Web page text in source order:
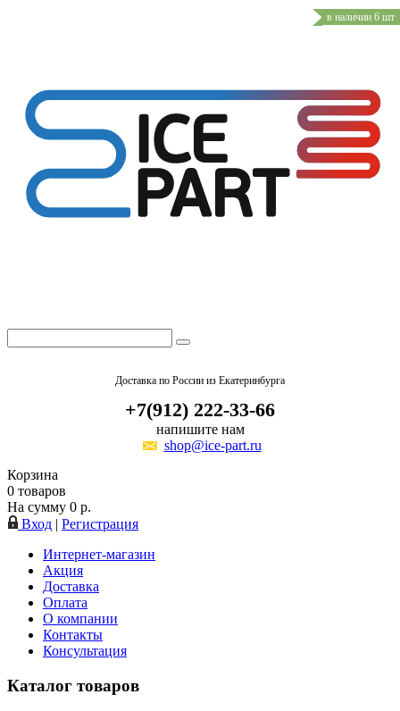
Доставка по России из Екатеринбурга
+7(912) 222-33-66
напишите нам
shop@ice-part.ru
Корзина
0 товаров
На сумму 0 р.
Вход | Регистрация
Интернет-магазин
Акция
Доставка
Оплата
О компании
Контакты
Консультация
Каталог товаров
в наличии 6 шт